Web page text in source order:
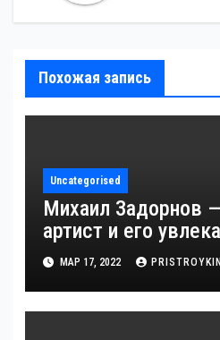
Похожая запись
Uncategorised
Михаил Задорнов
артист и его
биография —
достижения,
интересные факты
МАР 17, 2022